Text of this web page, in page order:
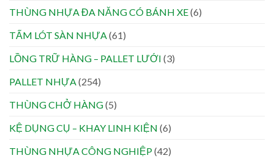
THÙNG NHỰA ĐA NĂNG CÓ BÁNH XE(6)
TẤM LÓT SÀN NHỰA(61)
LỒNG TRỮ HÀNG – PALLET LƯỚI (3)
PALLET NHỰA(254)
THÙNG CHỞ HÀNG(5)
KỆ DỤNG CỤ – KHAY LINH KIỆN (6)
THÙNG NHỰA CÔNG NGHIỆP(42)